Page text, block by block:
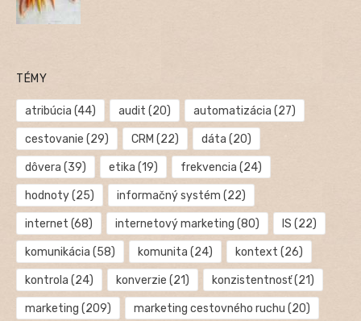
TÉMY
atribúcia (44) audit (20) automatizácia (27)
cestovanie (29) CRM (22) dáta (20)
dôvera (39) etika (19) frekvencia (24)
hodnoty(25) informačný systém (22)
internet (68) internetový marketing (80) IS (22)
komunikácia (58) komunita (24) kontext (26)
kontrola (24) konverzie (21) konzistentnosť(21)
marketing (209) marketing cestovného ruchu (20)